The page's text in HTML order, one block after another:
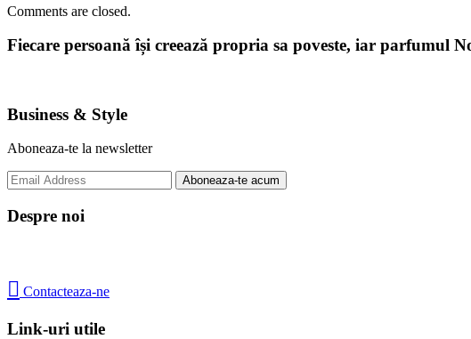
Comments are closed.
Fiecare persoană își creează propria sa poveste, iar parfumul
Business & Style
Aboneaza-te la newsletter
Despre noi
 Contacteaza-ne
Link-uri utile